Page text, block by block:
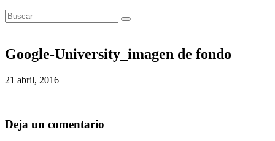
Google-University_imagen de fondo
21 abril, 2016
Deja un comentario